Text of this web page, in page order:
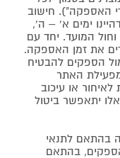
האספקה"). חישוב
ימים א' – ה',
המועד. יחד עם
את זמן האספקה.
הספקים להבטיח
האתר
או עיכוב
יתאפשר ביטול
בהתאם לתנאי
בהתאם